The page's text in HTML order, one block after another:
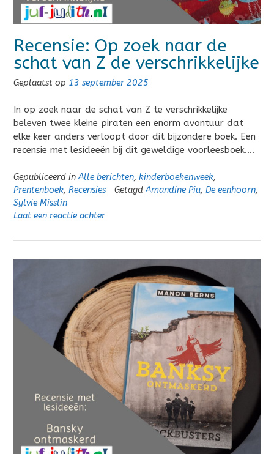
Recensie: Op zoek naar de
schat van Z de verschrikkelijke
Geplaatst op 13 september 2025
In op zoek naar de schat van Z te verschrikkelijke
beleven twee kleine piraten een enorm avontuur dat
elke keer anders verloopt door dit bijzondere boek. Een
recensie met lesideeën bij dit geweldige voorleesboek….
Gepubliceerd inAlle berichten, kinderboekenweek,
Prentenboek, Recensies GetagdAmandine Piu, De eenhoorn,
Sylvie Misslin
Laat een reactie achter